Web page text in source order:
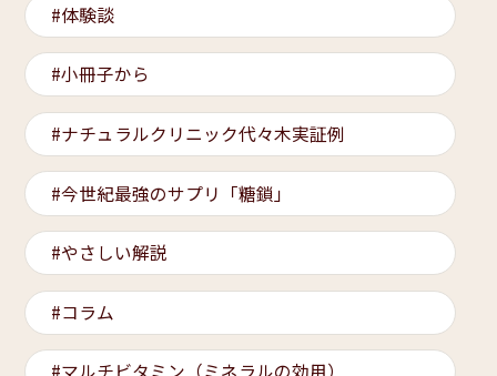
体験談
小冊子から
ナチュラルクリニック代々木実証例
今世紀最強のサプリ「糖鎖」
やさしい解説
コラム